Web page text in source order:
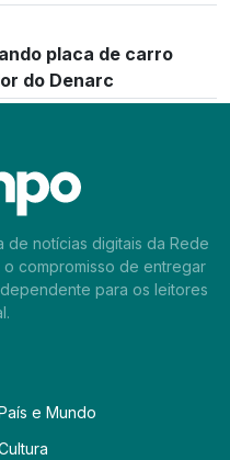
placa de carro
do Denarc
de notícias digitais da Rede
o compromisso de entregar
para os leitores
e Mundo